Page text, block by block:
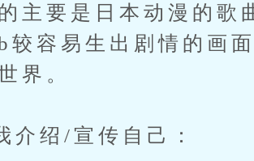
主要是日本动漫的歌
较容易生出剧情的画
界。
介绍/宣传自己：